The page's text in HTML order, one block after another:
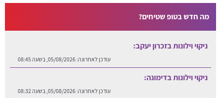
מה חדש בטופ שטיחים?
ניקוי וילונות בזכרון יעקב:
עודכן לאחרונה: 05/08/2026, בשעה 08:45
ניקוי וילונות בדימונה:
עודכן לאחרונה: 05/08/2026, בשעה 08:32